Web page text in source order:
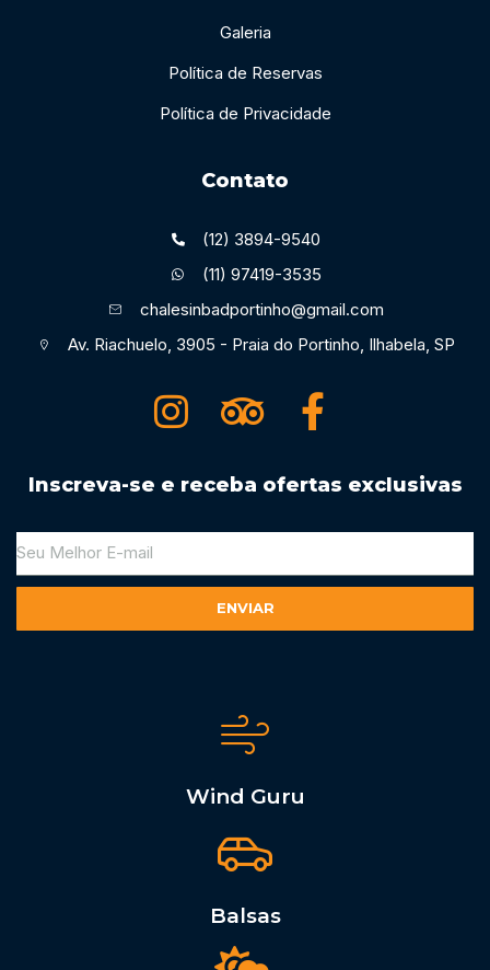
Galeria
Política de Reservas
Política de Privacidade
Contato
(12) 3894-9540
(11) 97419-3535
chalesinbadportinho@gmail.com
Av. Riachuelo, 3905 - Praia do Portinho, Ilhabela, SP
Inscreva-se e receba ofertas exclusivas
ENVIAR
Wind Guru
Balsas